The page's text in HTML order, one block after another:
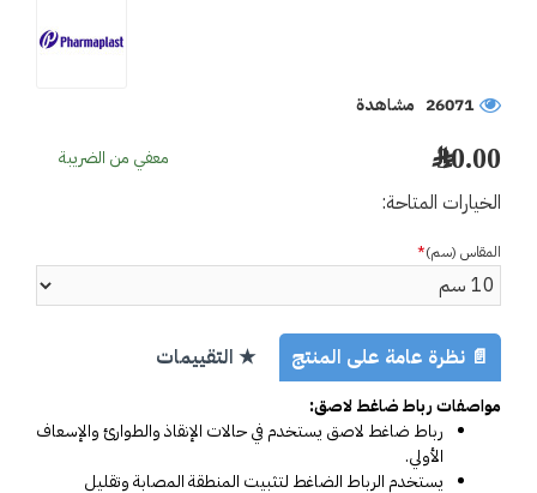
26071 مشاهدة
30.00 ﷼ معفي من الضريبة
الخيارات المتاحة:
المقاس (سم)
📄 نظرة عامة على المنتج ★ التقييمات
مواصفات رباط ضاغط لاصق:
الأولي.